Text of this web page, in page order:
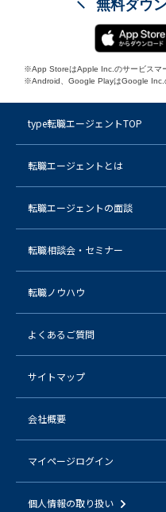
無料ダウ
※App StoreはApple Inc.のサービスマ
※Android、Google PlayはGoogle Inc.
type転職エージェントTOP
転職エージェントとは
転職エージェントの面談
転職相談会・セミナー
転職ノウハウ
よくあるご質問
サイトマップ
会社概要
マイページログイン
個人情報の取り扱い